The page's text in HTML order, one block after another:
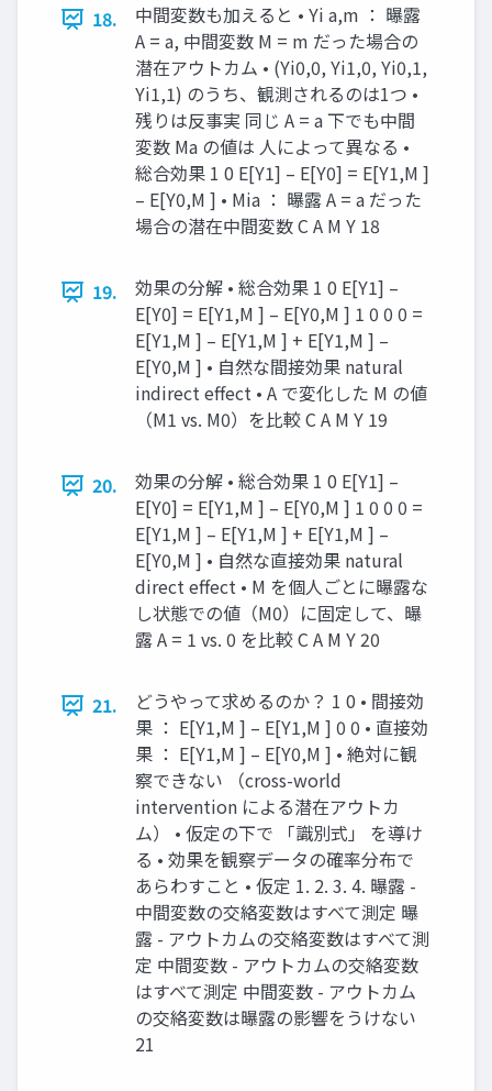
18.
中間変数も加えると • Yi a,m ： 曝露
A = a, 中間変数 M = m だった場合の
潜在アウトカム • (Yi0,0, Yi1,0, Yi0,1,
Yi1,1) のうち、観測されるのは1つ •
残りは反事実 同じ A = a 下でも中間
変数 Ma の値は 人によって異なる •
総合効果 1 0 E[Y1] – E[Y0] = E[Y1,M ]
– E[Y0,M ] • Mia ： 曝露 A = a だった
場合の潜在中間変数 C A M Y 18
19.
効果の分解 • 総合効果 1 0 E[Y1] –
E[Y0] = E[Y1,M ] – E[Y0,M ] 1 0 0 0 =
E[Y1,M ] – E[Y1,M ] + E[Y1,M ] –
E[Y0,M ] • 自然な間接効果 natural
indirect effect • A で変化した M の値
（M1 vs. M0）を比較 C A M Y 19
20.
効果の分解 • 総合効果 1 0 E[Y1] –
E[Y0] = E[Y1,M ] – E[Y0,M ] 1 0 0 0 =
E[Y1,M ] – E[Y1,M ] + E[Y1,M ] –
E[Y0,M ] • 自然な直接効果 natural
direct effect • M を個人ごとに曝露な
し状態での値（M0）に固定して、曝
露 A = 1 vs. 0 を比較 C A M Y 20
21.
どうやって求めるのか？ 1 0 • 間接効
果 ： E[Y1,M ] – E[Y1,M ] 0 0 • 直接効
果 ： E[Y1,M ] – E[Y0,M ] • 絶対に観
察できない （cross-world
intervention による潜在アウトカ
ム） • 仮定の下で 「識別式」 を導け
る • 効果を観察データの確率分布で
あらわすこと • 仮定 1. 2. 3. 4. 曝露 -
中間変数の交絡変数はすべて測定 曝
露 - アウトカムの交絡変数はすべて測
定 中間変数 - アウトカムの交絡変数
はすべて測定 中間変数 - アウトカム
の交絡変数は曝露の影響をうけない
21